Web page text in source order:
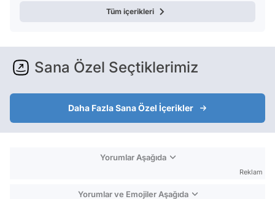
Tüm içerikleri
Sana Özel Seçtiklerimiz
Daha Fazla Sana Özel İçerikler
Yorumlar Aşağıda
Reklam
Yorumlar ve Emojiler Aşağıda